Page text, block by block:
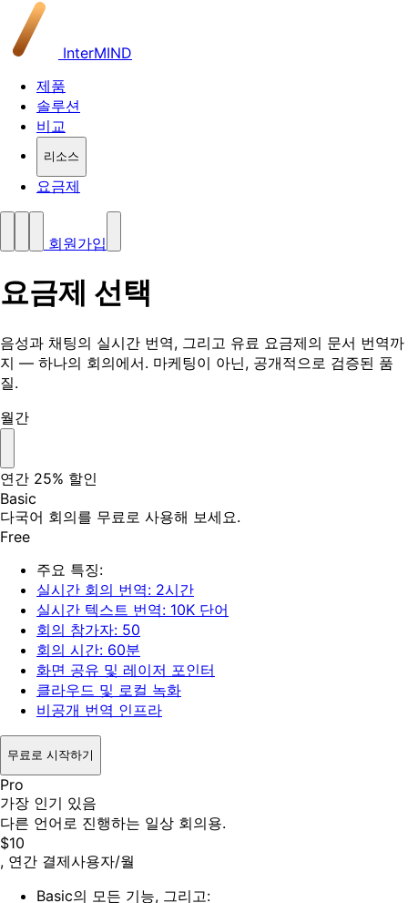
InterMIND
제품
솔루션
비교
리소스
요금제
회원가입
요금제 선택
음성과 채팅의 실시간 번역, 그리고 유료 요금제의 문서 번역까
지 — 하나의 회의에서. 마케팅이 아닌, 공개적으로 검증된 품
질.
월간
연간 25% 할인
Basic
다국어 회의를 무료로 사용해 보세요.
Free
주요 특징:
실시간 회의 번역: 2시간
실시간 텍스트 번역: 10K 단어
회의 참가자: 50
회의 시간: 60분
화면 공유 및 레이저 포인터
클라우드 및 로컬 녹화
비공개 번역 인프라
무료로 시작하기
Pro
가장 인기 있음
다른 언어로 진행하는 일상 회의용.
$10
, 연간 결제사용자/월
Basic의 모든 기능, 그리고: